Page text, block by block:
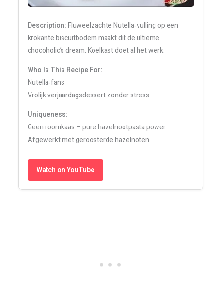
Description:Fluweelzachte Nutella‑vulling op een
krokante biscuitbodem maakt dit de ultieme
chocoholic’s dream. Koelkast doet al het werk.
Who Is This Recipe For:
Nutella‑fans
Vrolijk verjaardagsdessert zonder stress
Uniqueness:
Geen roomkaas – pure hazelnootpasta power
Afgewerkt met geroosterde hazelnoten
Watch on YouTube